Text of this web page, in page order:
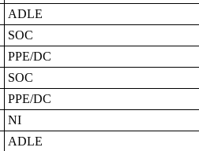
ADLE
SOC
PPE/DC
SOC
PPE/DC
NI
ADLE